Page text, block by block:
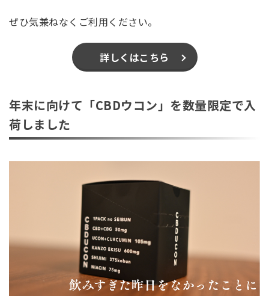
ぜひ気兼ねなくご利用ください。
詳しくはこちら
年末に向けて「CBDウコン」を数量限定で入
荷しました